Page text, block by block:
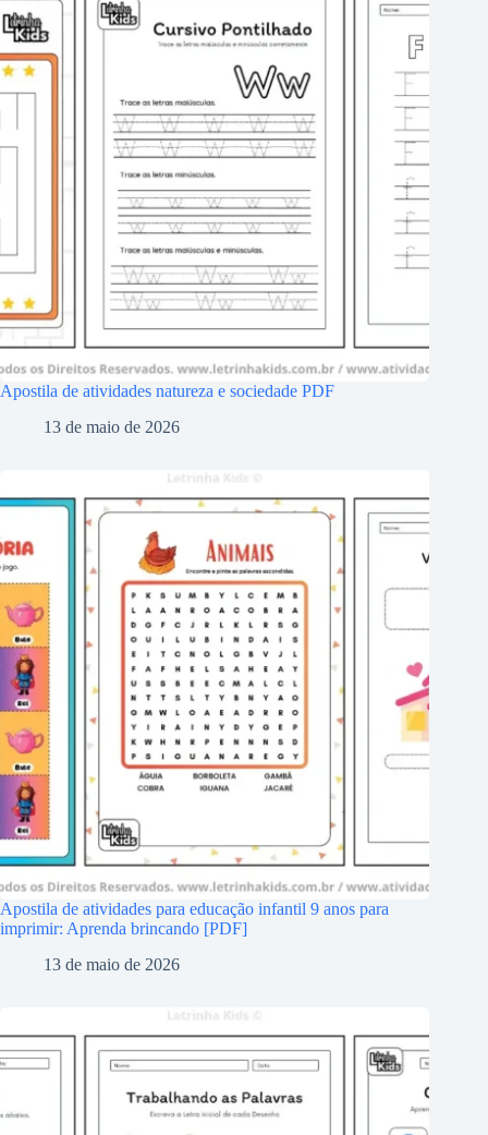
Apostila de atividades natureza e sociedade PDF
13 de maio de 2026
Apostila de atividades para educação infantil 9 anos para
imprimir: Aprenda brincando [PDF]
13 de maio de 2026